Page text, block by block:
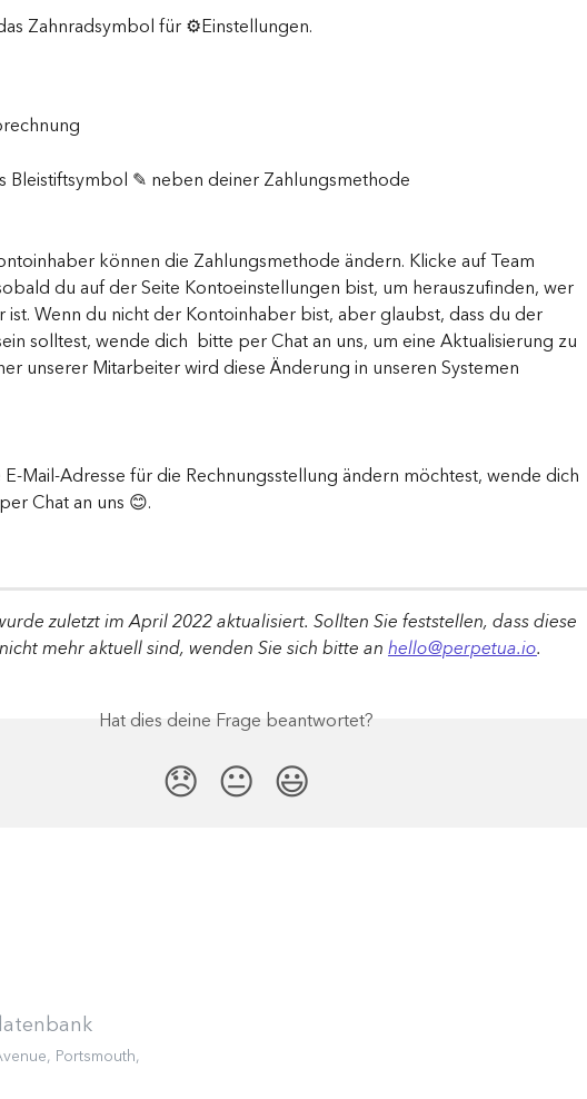
Zahnradsymbol für ⚙️Einstellungen.
Bleistiftsymbol ✎ neben deiner Zahlungsmethode
können die Zahlungsmethode ändern. Klicke auf Team
du auf der Seite Kontoeinstellungen bist, um herauszufinden, wer
ist. Wenn du nicht der Kontoinhaber bist, aber glaubst, dass du der
solltest, wende dich  bitte per Chat an uns, um eine Aktualisierung zu
unserer Mitarbeiter wird diese Änderung in unseren Systemen
Mail-Adresse für die Rechnungsstellung ändern möchtest, wende dich
Chat an uns 😊.
zuletzt im April 2022 aktualisiert. Sollten Sie feststellen, dass diese
mehr aktuell sind, wenden Sie sich bitte an hello@perpetua.io.
Hat dies deine Frage beantwortet?
😞 😐 😃
Portsmouth,